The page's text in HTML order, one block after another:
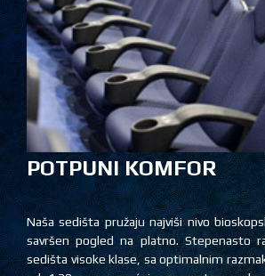
POTPUNI KOMFOR
Naša sedišta pružaju najviši nivo
savršen pogled na platno. Stepenasto
sedišta visoke klase, sa optimalnim